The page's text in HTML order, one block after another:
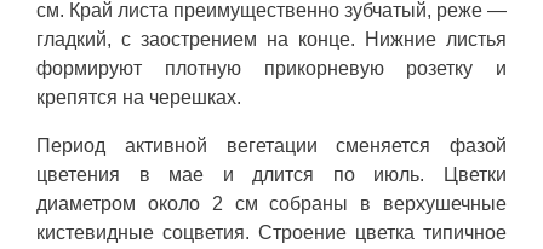
см. Край листа преимущественно зубчатый, реже —
гладкий, с заострением на конце. Нижние листья
формируют плотную прикорневую розетку и
крепятся на черешках.
Период активной вегетации сменяется фазой
цветения в мае и длится по июль. Цветки
диаметром около 2 см собраны в верхушечные
кистевидные соцветия. Строение цветка типичное